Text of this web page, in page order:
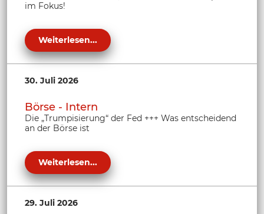
im Fokus!
Weiterlesen...
30. Juli 2026
Börse - Intern
Die „Trumpisierung“ der Fed +++ Was entscheidend
an der Börse ist
Weiterlesen...
29. Juli 2026